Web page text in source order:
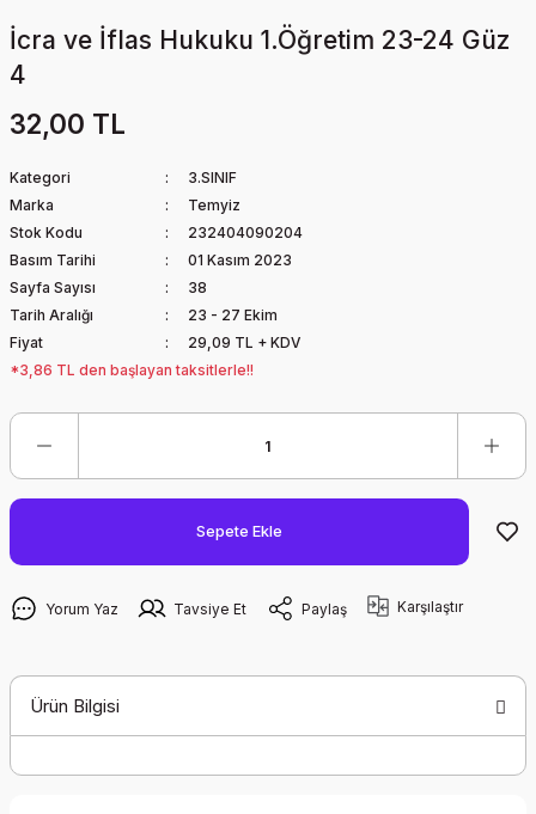
İcra ve İflas Hukuku 1.Öğretim 23-24 Güz
4
32,00 TL
Kategori
3.SINIF
Marka
Temyiz
Stok Kodu
232404090204
Basım Tarihi
01 Kasım 2023
Sayfa Sayısı
38
Tarih Aralığı
23 - 27 Ekim
Fiyat
29,09 TL + KDV
*3,86 TL den başlayan taksitlerle!!
Sepete Ekle
Yorum Yaz Tavsiye Et Paylaş Karşılaştır
Ürün Bilgisi